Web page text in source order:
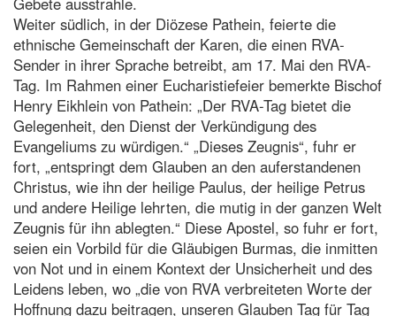
Weiter südlich, in der Diözese Pathein, feierte die
ethnische Gemeinschaft der Karen, die einen RVA-
Sender in ihrer Sprache betreibt, am 17. Mai den RVA-
Tag. Im Rahmen einer Eucharistiefeier bemerkte Bischof
Henry Eikhlein von Pathein: „Der RVA-Tag bietet die
Gelegenheit, den Dienst der Verkündigung des
Evangeliums zu würdigen.“ „Dieses Zeugnis“, fuhr er
fort, „entspringt dem Glauben an den auferstandenen
Christus, wie ihn der heilige Paulus, der heilige Petrus
und andere Heilige lehrten, die mutig in der ganzen Welt
Zeugnis für ihn ablegten.“ Diese Apostel, so fuhr er fort,
seien ein Vorbild für die Gläubigen Burmas, die inmitten
von Not und in einem Kontext der Unsicherheit und des
Leidens leben, wo „die von RVA verbreiteten Worte der
Hoffnung dazu beitragen, unseren Glauben Tag für Tag